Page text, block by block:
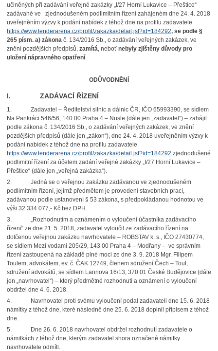
učiněných při zadávání veřejné zakázky „I/27 Horní Lukavice – Přeštice“
zadávané ve zjednodušeném podlimitním řízení zahájeném dne 24. 4. 2018
uveřejněním výzvy k podání nabídek z téhož dne na profilu zadavatele
https://www.tenderarena.cz/profil/zakazka/detail.jsf?id=184292, se podle §
265 písm. a) zákonač. 134/2016 Sb., o zadávání veřejných zakázek, ve
znění pozdějších předpisů, zamítá, neboť nebyly zjištěny důvody pro
uložení nápravného opatření.
ODŮVODNĚNÍ
I. ZADÁVACÍ ŘÍZENÍ
1.
Zadavatel – Ředitelství silnic a dálnic ČR, IČO 65993390, se sídlem
Na Pankráci 546/56, 140 00 Praha 4 – Nusle (dále jen „zadavatel“) – zahájil
podle zákona č. 134/2016 Sb., o zadávání veřejných zakázek, ve znění
pozdějších předpisů (dále jen „zákon“), dne 24. 4. 2018 uveřejněním výzvy k
podání nabídek z téhož dne na profilu zadavatele
https://www.tenderarena.cz/profil/zakazka/detail.jsf?id=184292 zjednodušené
podlimitní řízení za účelem zadání veřejné zakázky „I/27 Horní Lukavice –
Přeštice“ (dále jen „veřejná zakázka“).
2.
Jedná se o veřejnou zakázku zadávanou ve zjednodušeném
podlimitním řízení, jejímž předmětem je provedení stavebních prací,
zadávanou podle ustanovení § 53 zákona, s předpokládanou hodnotou ve
výši 32 334 077,- Kč bez DPH.
3.
„Rozhodnutím a oznámením o vyloučení účastníka zadávacího
řízení“ ze dne 21. 5. 2018, zadavatel vyloučil ze zadávacího řízení na
dotčenou veřejnou zakázku navrhovatele – ROBSTAV k. s., IČO 27430774,
se sídlem Mezi vodami 205/29, 143 00 Praha 4 – Modřany – ve správním
řízení zastoupená na základě plné moci ze dne 3. 9. 2018 Mgr. Filipem
Toulem, advokátem, ev. č. ČAK 12749, členem sdružení Čech – Toul,
sdružení advokátů, se sídlem Lannova 16/13, 370 01 České Budějovice (dále
jen „navrhovatel“) – který předmětné rozhodnutí a oznámení o vyloučení
obdržel dne 4. 6. 2018.
4.
Navrhovatel proti svému vyloučení podal zadavateli dne 15. 6. 2018
námitky z téhož dne, které následně dne 25. 6. 2018 doplnil přípisem z téhož
dne.
5.
Dne 26. 6. 2018 navrhovatel obdržel rozhodnutí zadavatele o
námitkách z téhož dne, kterým zadavatel shora označené námitky
navrhovatele odmítl.